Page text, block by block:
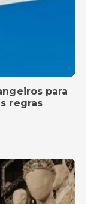
para
regras